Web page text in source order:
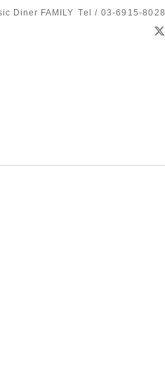
Diner FAMILY Tel / 03-6915-8028